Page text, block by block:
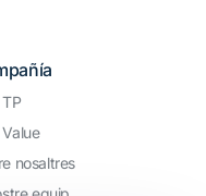
nosaltres